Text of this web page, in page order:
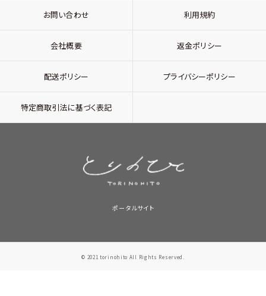
お問い合わせ 利用規約
会社概要 返金ポリシー
配送ポリシー プライバシーポリシー
特定商取引法に基づく表記
ポータルサイト
© 2021 torinohito All Rights Reserved.